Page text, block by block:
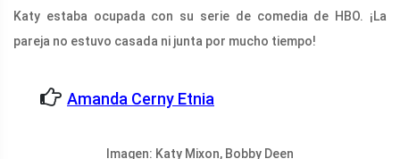
Katy estaba ocupada con su serie de comedia de HBO. ¡La
pareja no estuvo casada ni junta por mucho tiempo!
Amanda Cerny Etnia
Imagen: Katy Mixon, Bobby Deen